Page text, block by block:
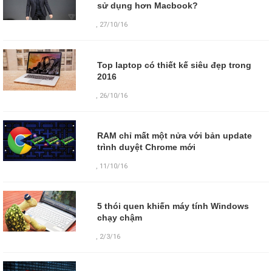
sử dụng hơn Macbook?
, 27/10/16
Top laptop có thiết kế siêu đẹp trong
2016
, 26/10/16
RAM chỉ mất một nửa với bản update
trình duyệt Chrome mới
, 11/10/16
5 thói quen khiến máy tính Windows
chạy chậm
, 2/3/16